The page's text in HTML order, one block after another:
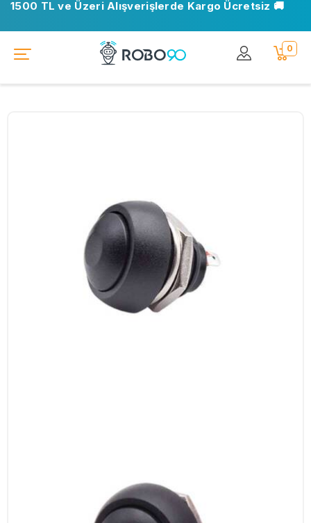
1500 TL ve Üzeri Alışverişlerde Kargo Ücretsiz 🚚
0